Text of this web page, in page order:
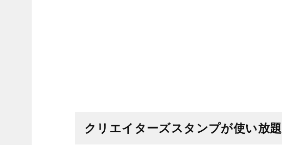
クリエイターズスタンプが使い放題